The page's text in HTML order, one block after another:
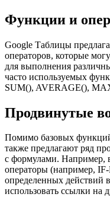
Функции и
Google Таблицы
операторов, которые
для выполнения
часто используемых
SUM(), AVERAGE(),
Продвинутые
Помимо базовых
также предлагают ряд
с формулами. Например,
операторы (например,
определенных действий
использовать ссылки на